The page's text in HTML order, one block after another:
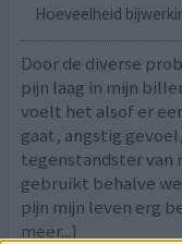
Hoeveelheid
Door de diverse
pijn laag in mijn
voelt het alsof er
gaat, angstig
tegenstandster van
gebruikt behalve
pijn mijn leven erg
meer...]